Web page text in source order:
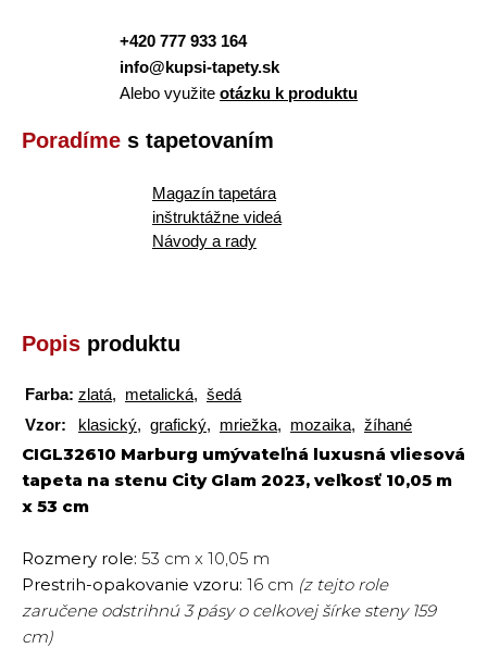
+420 777 933 164
info@kupsi-tapety.sk
Alebo využite otázku k produktu
Poradíme s tapetovaním
Magazín tapetára
inštruktážne videá
Návody a rady
Popis produktu
Farba: zlatá, metalická, šedá
Vzor:
klasický, grafický, mriežka, mozaika, žíhané
CIGL32610 Marburg umývateľná luxusná vliesová
tapeta na stenu City Glam 2023, veľkosť 10,05 m
x 53 cm
Rozmery role: 53 cm x 10,05 m
Prestrih-opakovanie vzoru: 16 cm (z tejto role
zaručene odstrihnú 3 pásy o celkovej šírke steny 159
cm)